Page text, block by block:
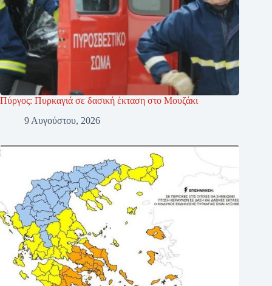
Πύργος: Πυρκαγιά σε δασική έκταση στο Μουζάκι
9 Αυγούστου, 2026